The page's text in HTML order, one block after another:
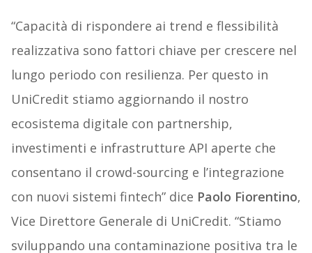
“Capacità di rispondere ai trend e flessibilità
realizzativa sono fattori chiave per crescere nel
lungo periodo con resilienza. Per questo in
UniCredit stiamo aggiornando il nostro
ecosistema digitale con partnership,
investimenti e infrastrutture API aperte che
consentano il crowd-sourcing e l’integrazione
con nuovi sistemi fintech” dice Paolo Fiorentino,
Vice Direttore Generale di UniCredit. “Stiamo
sviluppando una contaminazione positiva tra le